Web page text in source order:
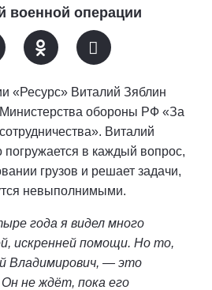
военной операции
«Ресурс» Виталий Зяблин
обороны РФ «За
Виталий
в каждый вопрос,
грузов и решает задачи,
невыполнимыми.
года я видел много
искренней помощи. Но то,
Владимирович, — это
не ждёт, пока его